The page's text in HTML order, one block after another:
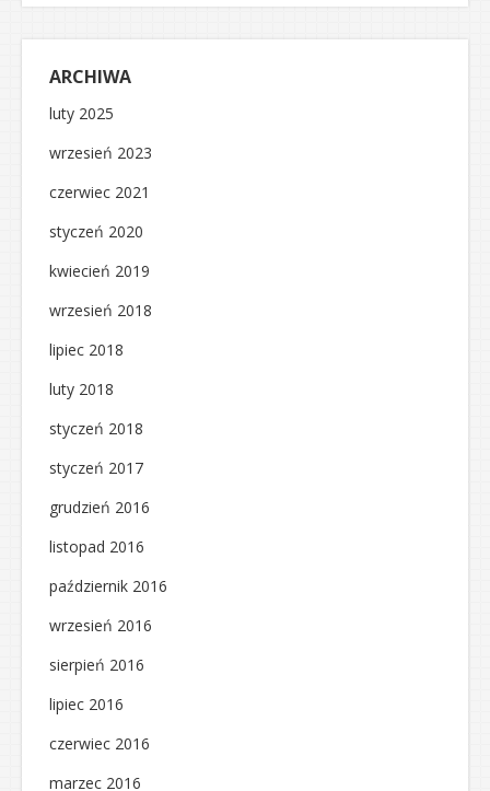
ARCHIWA
luty 2025
wrzesień 2023
czerwiec 2021
styczeń 2020
kwiecień 2019
wrzesień 2018
lipiec 2018
luty 2018
styczeń 2018
styczeń 2017
grudzień 2016
listopad 2016
październik 2016
wrzesień 2016
sierpień 2016
lipiec 2016
czerwiec 2016
marzec 2016